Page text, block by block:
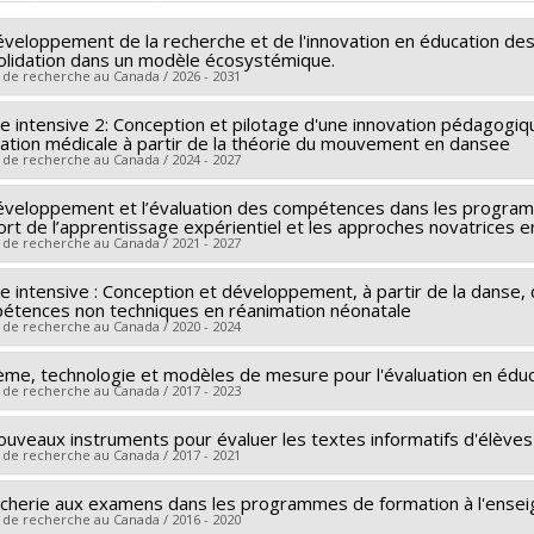
de la recherche et de l'innovation en éducation
dans un modèle écosystémique.
recherche au Canada / 2026 - 2031
principal : Ahmed Moussa
:Nathalie Loye,Joseph-Omer Dyer,Issam Tanoubi,
,Jean-Michel Leduc,Gabrielle Pagé,Louis-Philippe
de financement :FRQSC/Fonds de recherche du Québec -
de subvention :PVXXXXXX-(SE) Programme Soutien
: Renouvellement
intensive 2: Conception et pilotage d'une innovation
médicale à partir de la théorie du mouvement en dansee
recherche au Canada / 2024 - 2027
de financement :FRQSC/Fonds de recherche du Québec -
de subvention :
et l’évaluation des compétences dans les
de l’apprentissage expérientiel et les approches novatrices
recherche au Canada / 2021 - 2027
principal : Ahmed Moussa,Jean-Michel Leduc
: Nathalie Loye,Joseph-Omer Dyer,Issam Tanoubi
,Karine Bilodeau,Claude Julie Bourque,Adriana Morales
de financement :FRQSC/Fonds de recherche du Québec -
de subvention :PVXXXXXX-(SE) Programme Soutien
: Nouvelle équipe
intensive : Conception et développement, à partir de la danse,
non techniques en réanimation néonatale
recherche au Canada / 2020 - 2024
principal :Ahmed Moussa
:Nathalie Loye,Antoine Payot,Claude Julie Bourque,
Fortin
de financement :FRQSC/Fonds de recherche du Québec -
de subvention :PVXXXXXX-AUDACE (financement
technologie et modèles de mesure pour l'évaluation en
recherche au Canada / 2017 - 2023
principal : Nathalie Loye
:Micheline-Johanne Durand,Ahmed Moussa,
,Isabelle Nizet,Sylvie Manon Fontaine,Carla Barroso Da
instruments pour évaluer les textes informatifs
recherche au Canada / 2017 - 2021
principal : Catherine Turcotte
aux examens dans les programmes de formation à
recherche au Canada / 2016 - 2020